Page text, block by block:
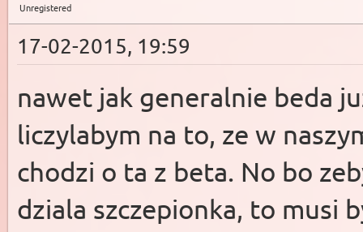
Unregistered
17-02-2015, 19:59
nawet jak generalnie beda
liczylabym na to, ze w
chodzi o ta z beta. No bo
dziala szczepionka, to musi